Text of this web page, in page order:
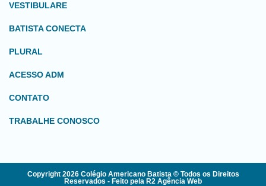
VESTIBULARE
BATISTA CONECTA
PLURAL
ACESSO ADM
CONTATO
TRABALHE CONOSCO
Copyright 2026 Colégio Americano Batista © Todos os Direitos
Reservados - Feito pela R2 Agência Web